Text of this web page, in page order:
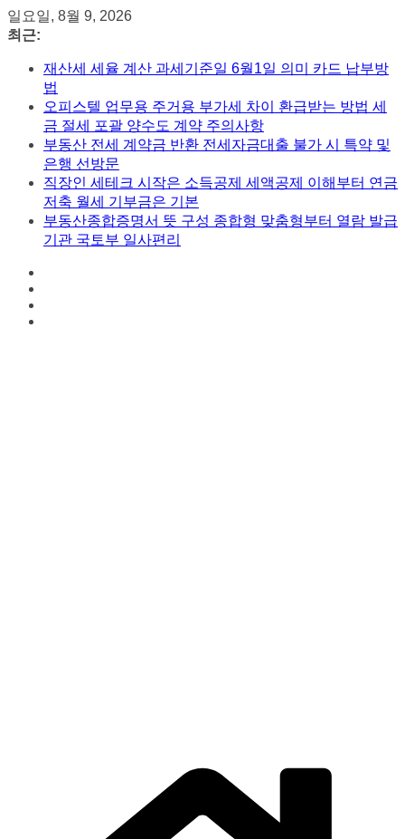
콘
텐
일요일, 8월 9, 2026
최근:
재산세 세율 계산 과세기준일 6월1일 의미 카드 납부방
법
오피스텔 업무용 주거용 부가세 차이 환급받는 방법 세
금 절세 포괄 양수도 계약 주의사항
부동산 전세 계약금 반환 전세자금대출 불가 시 특약 및
은행 선방문
직장인 세테크 시작은 소득공제 세액공제 이해부터 연금
저축 월세 기부금은 기본
부동산종합증명서 뜻 구성 종합형 맞춤형부터 열람 발급
기관 국토부 일사편리